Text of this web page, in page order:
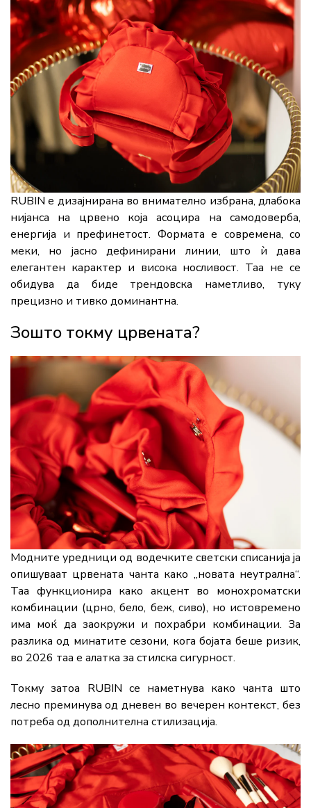
RUBIN е дизајнирана во внимателно избрана, длабока
нијанса на црвено која асоцира на самодоверба,
енергија и префинетост. Формата е современа, со
меки, но јасно дефинирани линии, што ѝ дава
елегантен карактер и висока носливост. Таа не се
обидува да биде трендовска наметливо, туку
прецизно и тивко доминантна.
Зошто токму црвената?
Модните уредници од водечките светски списанија ја
опишуваат црвената чанта како „новата неутрална“.
Таа функционира како акцент во монохроматски
комбинации (црно, бело, беж, сиво), но истовремено
има моќ да заокружи и похрабри комбинации. За
разлика од минатите сезони, кога бојата беше ризик,
во 2026 таа е алатка за стилска сигурност.
Токму затоа RUBIN се наметнува како чанта што
лесно преминува од дневен во вечерен контекст, без
потреба од дополнителна стилизација.